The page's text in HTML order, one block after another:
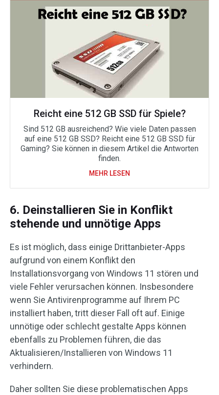
Reicht eine 512 GB SSD für Spiele?
Sind 512 GB ausreichend? Wie viele Daten passen
auf eine 512 GB SSD? Reicht eine 512 GB SSD für
Gaming? Sie können in diesem Artikel die Antworten
finden.
MEHR LESEN
6. Deinstallieren Sie in Konflikt
stehende und unnötige Apps
Es ist möglich, dass einige Drittanbieter-Apps
aufgrund von einem Konflikt den
Installationsvorgang von Windows 11 stören und
viele Fehler verursachen können. Insbesondere
wenn Sie Antivirenprogramme auf Ihrem PC
installiert haben, tritt dieser Fall oft auf. Einige
unnötige oder schlecht gestalte Apps können
ebenfalls zu Problemen führen, die das
Aktualisieren/Installieren von Windows 11
verhindern.
Daher sollten Sie diese problematischen Apps